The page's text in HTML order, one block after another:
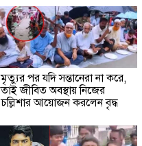
মৃত্যুর পর যদি সন্তানেরা না করে,
তাই জীবিত অবস্থায় নিজের
চল্লিশার আয়োজন করলেন বৃদ্ধ